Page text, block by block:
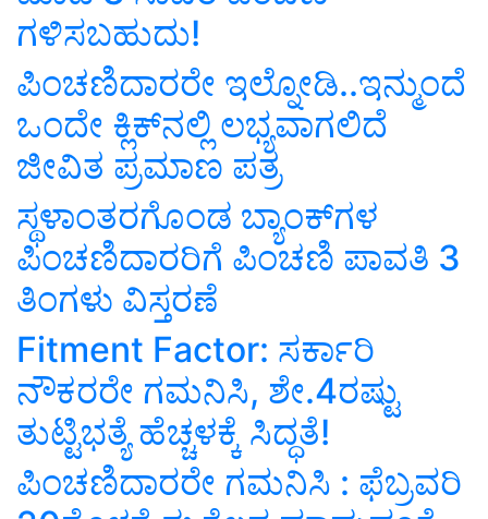
ಗಳಿಸಬಹುದು!
ಪಿಂಚಣಿದಾರರೇ ಇಲ್ನೋಡಿ..ಇನ್ಮುಂದೆ
ಒಂದೇ ಕ್ಲಿಕ್‌ನಲ್ಲಿ ಲಭ್ಯವಾಗಲಿದೆ
ಜೀವಿತ ಪ್ರಮಾಣ ಪತ್ರ
ಸ್ಥಳಾಂತರಗೊಂಡ ಬ್ಯಾಂಕ್‌ಗಳ
ಪಿಂಚಣಿದಾರರಿಗೆ ಪಿಂಚಣಿ ಪಾವತಿ 3
ತಿಂಗಳು ವಿಸ್ತರಣೆ
Fitment Factor: ಸರ್ಕಾರಿ
ನೌಕರರೇ ಗಮನಿಸಿ, ಶೇ.4ರಷ್ಟು
ತುಟ್ಟಿಭತ್ಯೆ ಹೆಚ್ಚಳಕ್ಕೆ ಸಿದ್ಧತೆ!
ಪಿಂಚಣಿದಾರರೇ ಗಮನಿಸಿ : ಫೆಬ್ರವರಿ